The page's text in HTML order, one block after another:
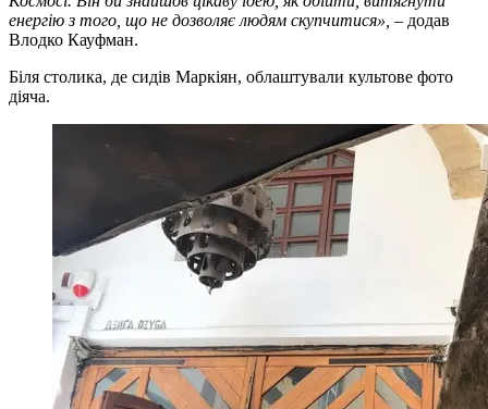
енергію з того, що не дозволяє людям скупчитися», – додав
Влодко Кауфман.
Біля столика, де сидів Маркіян, облаштували культове фото
діяча.